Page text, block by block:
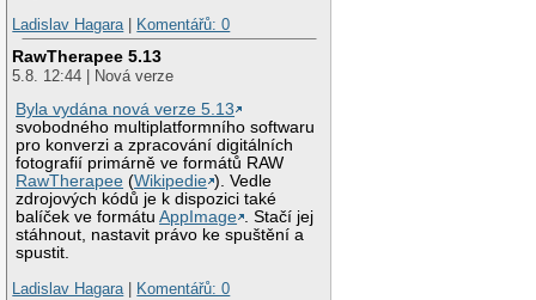
Ladislav Hagara| Komentářů: 0
RawTherapee 5.13
5.8. 12:44 | Nová verze
Byla vydána nová verze 5.13
svobodného multiplatformního softwaru
pro konverzi a zpracování digitálních
fotografií primárně ve formátů RAW
RawTherapee (Wikipedie ). Vedle
zdrojových kódů je k dispozici také
balíček ve formátuAppImage . Stačí jej
stáhnout, nastavit právo ke spuštění a
spustit.
Ladislav Hagara| Komentářů: 0